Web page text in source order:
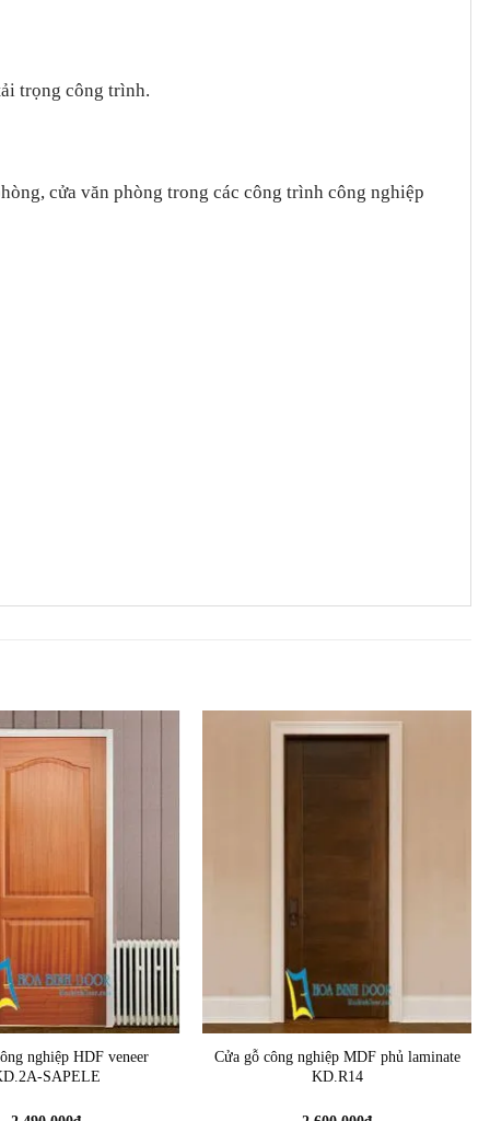
trọng công trình.
cửa văn phòng trong các công trình công nghiệp
nghiệp HDF veneer
SAPELE
Cửa gỗ công nghiệp MDF phủ laminate
KD.R14